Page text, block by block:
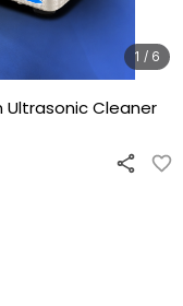
1 / 6
Ultrasonic Cleaner